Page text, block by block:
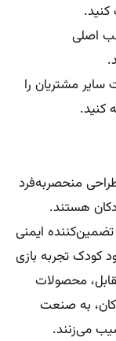
اصلی
سایر مشتریان را
کنید.
منحصربه‌فرد
هستند.
ایمنی
تجربه بازی
محصولات
به صنعت
می‌زنند.